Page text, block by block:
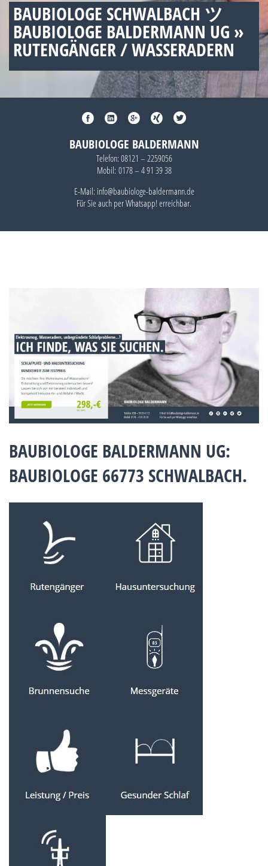
BAUBIOLOGE SCHWALBACH ツ
BAUBIOLOGE BALDERMANN UG »
RUTENGÄNGER / WASSERADERN
BAUBIOLOGE BALDERMANN
Telefon: 08121 – 2259056
Mobil: 0178 – 4 91 39 38
E-Mail: info@baubiologe-baldermann.de
Für Sie auch perWhatsapp!erreichbar.
BAUBIOLOGE BALDERMANN UG:
BAUBIOLOGE 66773 SCHWALBACH.